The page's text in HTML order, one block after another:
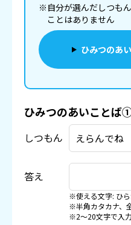
※自分が選んだしつも
ことはありません
ひみつのあ
ひみつのあいことば
しつもん
答え
※使える文字: ひ
※半角カタカナ、
※2〜20文字で入